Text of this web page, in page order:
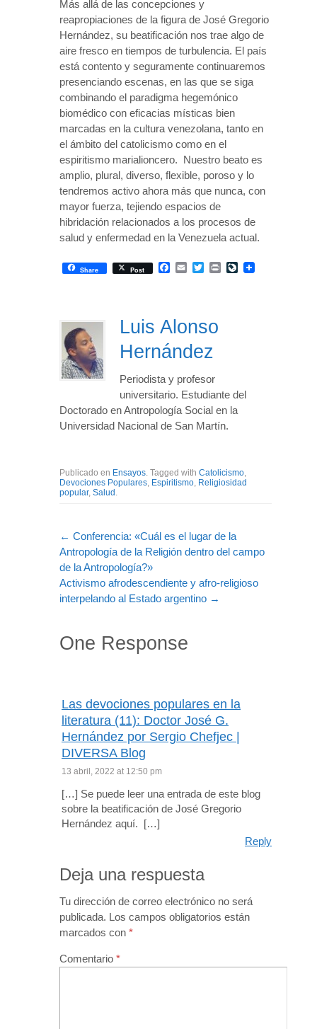
Más allá de las concepciones y
reapropiaciones de la figura de José Gregorio
Hernández, su beatificación nos trae algo de
aire fresco en tiempos de turbulencia. El país
está contento y seguramente continuaremos
presenciando escenas, en las que se siga
combinando el paradigma hegemónico
biomédico con eficacias místicas bien
marcadas en la cultura venezolana, tanto en
el ámbito del catolicismo como en el
espiritismo marialioncero. Nuestro beato es
amplio, plural, diverso, flexible, poroso y lo
tendremos activo ahora más que nunca, con
mayor fuerza, tejiendo espacios de
hibridación relacionados a los procesos de
salud y enfermedad en la Venezuela actual.
Share Post Facebook
EmailTwitterPrintLiveJournal
Luis Alonso
Hernández
Periodista y profesor
universitario. Estudiante del
Doctorado en Antropología Social en la
Universidad Nacional de San Martín.
Publicado en Ensayos. Tagged with Catolicismo,
Devociones Populares, Espiritismo, Religiosidad
popular, Salud .
← Conferencia: «Cuál es el lugar de la
Antropología de la Religión dentro del campo
de la Antropología?»
Activismo afrodescendiente y afro-religioso
interpelando al Estado argentino →
One Response
Las devociones populares en la
literatura (11): Doctor José G.
Hernández por Sergio Chefjec |
DIVERSA Blog
13 abril, 2022 at 12:50 pm
[…] Se puede leer una entrada de este blog
sobre la beatificación de José Gregorio
Hernández aquí. […]
Reply
Deja una respuesta
Tu dirección de correo electrónico no será
publicada. Los campos obligatorios están
marcados con *
Comentario *